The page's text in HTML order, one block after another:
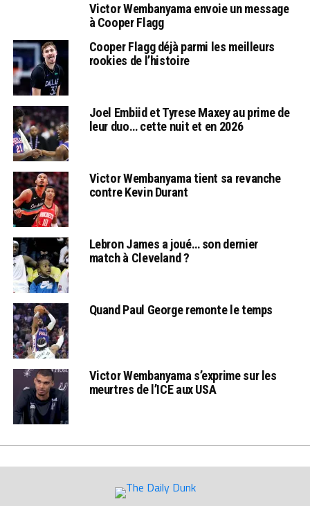
Victor Wembanyama envoie un message
à Cooper Flagg
Cooper Flagg déjà parmi les meilleurs
rookies de l’histoire
Joel Embiid et Tyrese Maxey au prime de
leur duo… cette nuit et en 2026
Victor Wembanyama tient sa revanche
contre Kevin Durant
Lebron James a joué… son dernier
match à Cleveland ?
Quand Paul George remonte le temps
Victor Wembanyama s’exprime sur les
meurtres de l’ICE aux USA